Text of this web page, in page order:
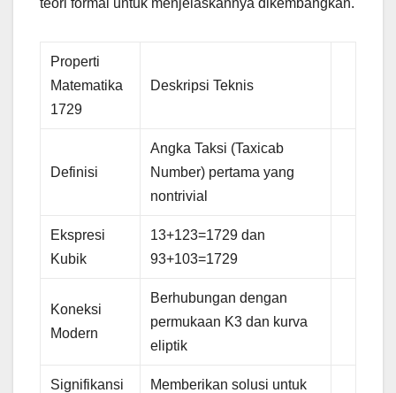
Properti
Matematika
1729
Deskripsi Teknis
Definisi
Angka Taksi (Taxicab
Number) pertama yang
nontrivial
Ekspresi
Kubik
13+123=1729 dan
93+103=1729
Koneksi
Modern
Berhubungan dengan
permukaan K3 dan kurva
eliptik
Signifikansi
Memberikan solusi untuk